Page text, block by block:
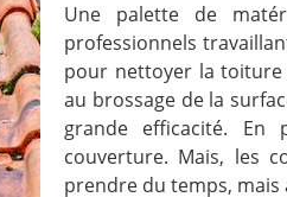
Une palette de
professionnels
pour nettoyer la
au brossage de la
grande efficacité.
couverture. Mais, les
prendre du temps, mais